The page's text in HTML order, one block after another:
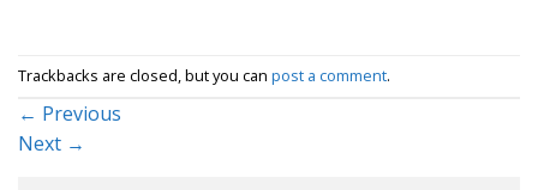
Trackbacks are closed, but you can post a comment.
← Previous
Next →